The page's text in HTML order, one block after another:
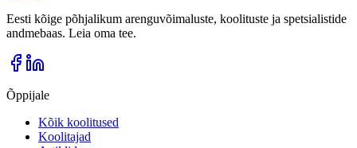
Eesti kõige põhjalikum arenguvõimaluste, koolituste ja spetsialistide
andmebaas. Leia oma tee.
Õppijale
Kõik koolitused
Koolitajad